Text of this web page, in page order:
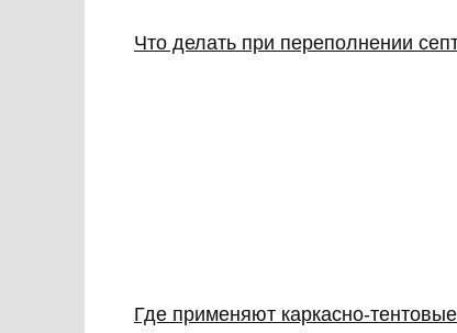
Что делать при переполнении
Где применяют